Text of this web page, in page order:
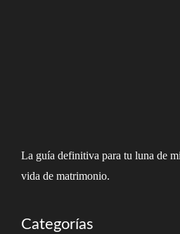
La guía definitiva para tu luna de
vida de matrimonio.
Categorías